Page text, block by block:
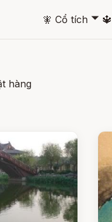
🧚 Cổ tích 🞃 🔱
hàng